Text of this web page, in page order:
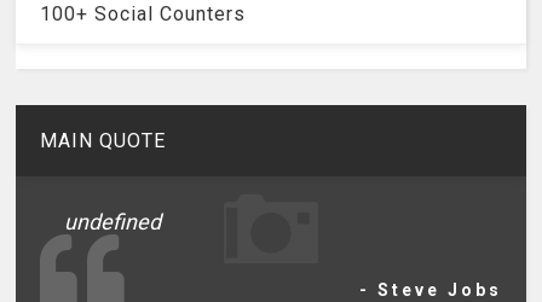
100+ Social Counters
MAIN QUOTE
undefined
- Steve Jobs